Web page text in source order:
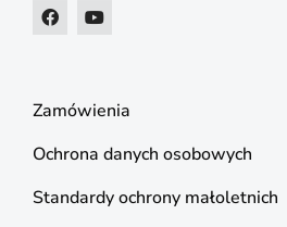
Zamówienia
Ochrona danych osobowych
Standardy ochrony małoletnich